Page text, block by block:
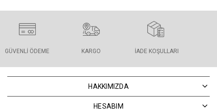
GÜVENLI ÖDEME KARGO İADE KOŞULLARI
HAKKIMIZDA
HESABIM